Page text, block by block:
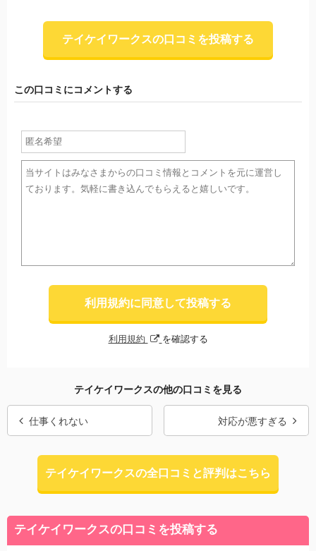
テイケイワークスの口コミを投稿する
この口コミにコメントする
利用規約に同意して投稿する
利用規約 を確認する
テイケイワークスの他の口コミを見る
仕事くれない 対応が悪すぎる
テイケイワークスの全口コミと評判はこちら
テイケイワークスの口コミを投稿する